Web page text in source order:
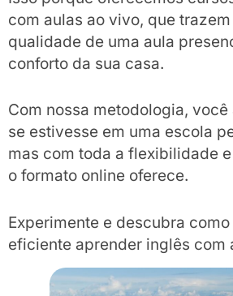
com aulas ao vivo, que
qualidade de uma aula
conforto da sua casa.
Com nossa metodologia,
se estivesse em uma escola
mas com toda a flexibilidade
o formato online oferece.
Experimente e descubra
eficiente aprender inglês com